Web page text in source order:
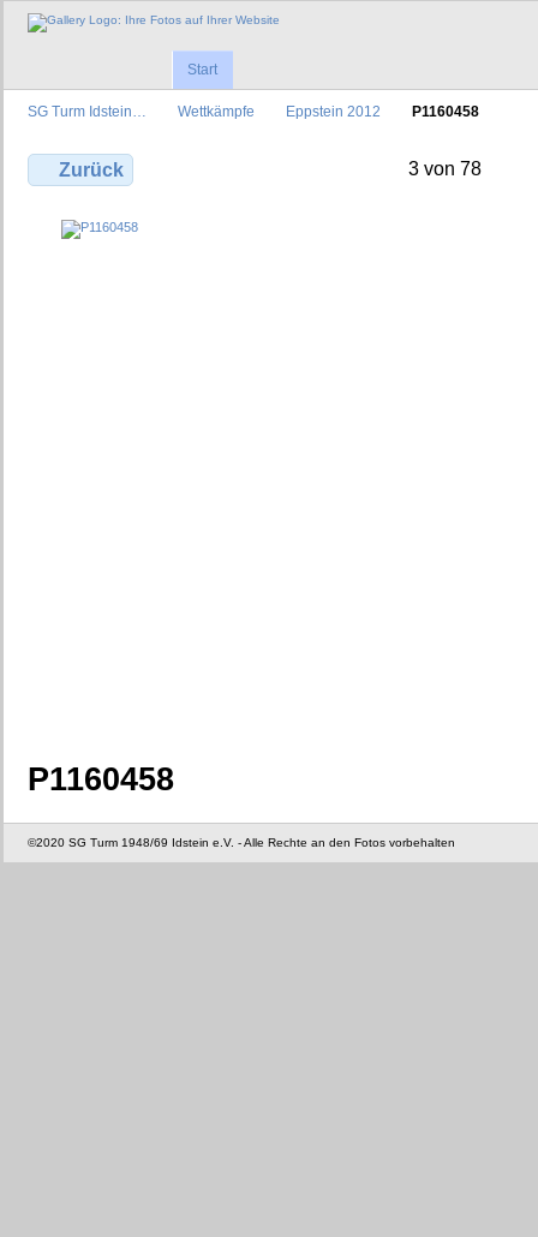
Start
SG Turm Idstein… Wettkämpfe Eppstein 2012 P1160458
Zurück 3 von 78
P1160458
©2020 SG Turm 1948/69 Idstein e.V. - Alle Rechte an den Fotos vorbehalten